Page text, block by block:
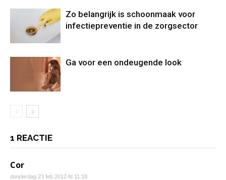
Zo belangrijk is schoonmaak voor
infectiepreventie in de zorgsector
Ga voor een ondeugende look
1 REACTIE
Cor
donderdag 23 feb 2012 At 11:18